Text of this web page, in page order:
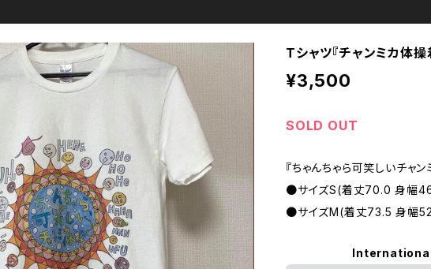
Tシャツ『チャンミカ体操
¥3,500
SOLD OUT
『ちゃんちゃら可笑しいチャ
●サイズS(着丈70.0 身幅
●サイズM(着丈73.5 身幅